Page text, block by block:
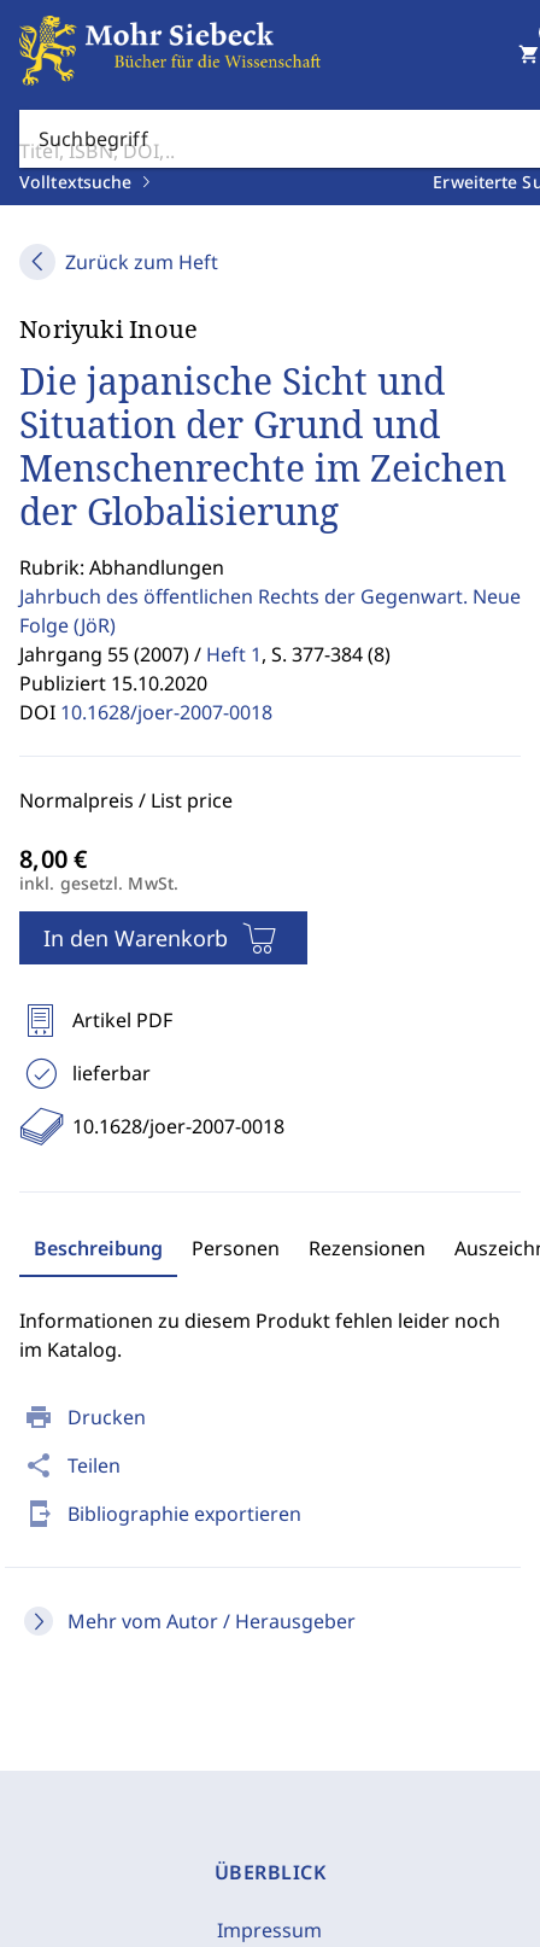
Suchbegriff
Volltextsuche Erweiterte
shopping_cart
Zurück zum Heft
print Drucken
share Teilen
send_to_mobile Bibliographie exportieren
Mehr vom Autor / Herausgeber
Noriyuki Inoue
Die japanische Sicht und
Situation der Grund und
Menschenrechte im Zeichen
der Globalisierung
Rubrik: Abhandlungen
Jahrbuch des öffentlichen Rechts der Gegenwart. Neue
Folge(JöR)
Jahrgang 55 (2007) / Heft 1, S. 377-384 (8)
Publiziert 15.10.2020
DOI 10.1628/joer-2007-0018
Normalpreis / List price
inkl. gesetzl. MwSt.
In den Warenkorb
Artikel PDF
lieferbar
10.1628/joer-2007-0018
Beschreibung Personen Rezensionen
Informationen zu diesem Produkt fehlen leider noch
im Katalog.
ÜBERBLICK
Impressum